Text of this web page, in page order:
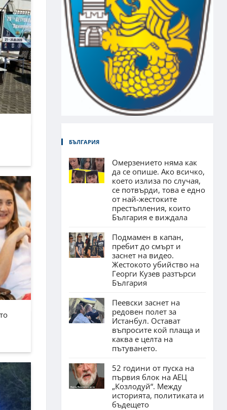
БЪЛГАРИЯ
Омерзението няма как
да се опише. Ако всичко,
което излиза по случая,
се потвърди, това е едно
от най-жестоките
престъпления, които
България е виждала
Подмамен в капан,
пребит до смърт и
заснет на видео.
Жестокото убийство на
Георги Кузев разтърси
България
Пеевски заснет на
редовен полет за
Истанбул. Остават
въпросите кой плаща и
каква е целта на
пътуването.
52 години от пуска на
първия блок на АЕЦ
„Козлодуй“. Между
историята, политиката и
бъдещето